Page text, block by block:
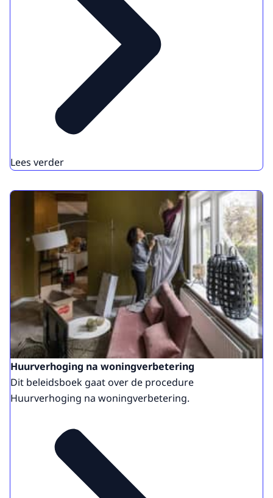
Lees verder
Huurverhoging na woningverbetering
Dit beleidsboek gaat over de procedure
Huurverhoging na woningverbetering.